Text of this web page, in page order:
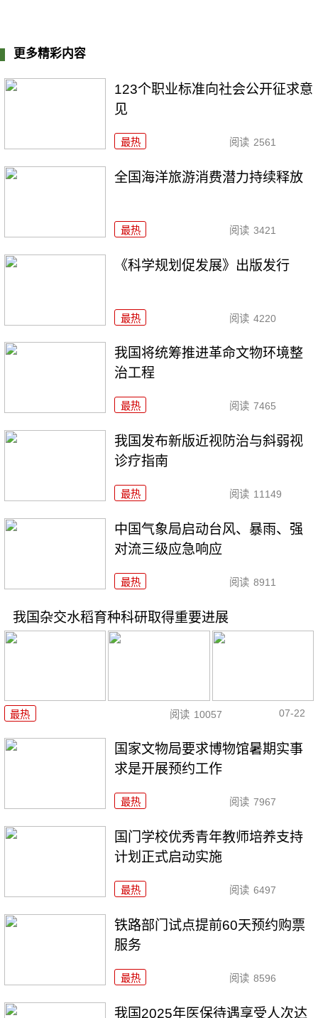
更多精彩内容
123个职业标准向社会公开征求意
见
最热 阅读 2561
全国海洋旅游消费潜力持续释放
最热 阅读 3421
《科学规划促发展》出版发行
最热 阅读 4220
我国将统筹推进革命文物环境整
治工程
最热 阅读 7465
我国发布新版近视防治与斜弱视
诊疗指南
最热 阅读 11149
中国气象局启动台风、暴雨、强
对流三级应急响应
最热 阅读 8911
我国杂交水稻育种科研取得重要进展
最热 阅读 10057 07-22
国家文物局要求博物馆暑期实事
求是开展预约工作
最热 阅读 7967
国门学校优秀青年教师培养支持
计划正式启动实施
最热 阅读 6497
铁路部门试点提前60天预约购票
服务
最热 阅读 8596
我国2025年医保待遇享受人次达